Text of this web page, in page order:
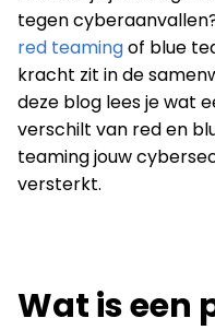
tegen
red teamingof blue
kracht zit in de
deze blog lees je wat
verschilt van red en
teaming jouw
versterkt.
Wat is een